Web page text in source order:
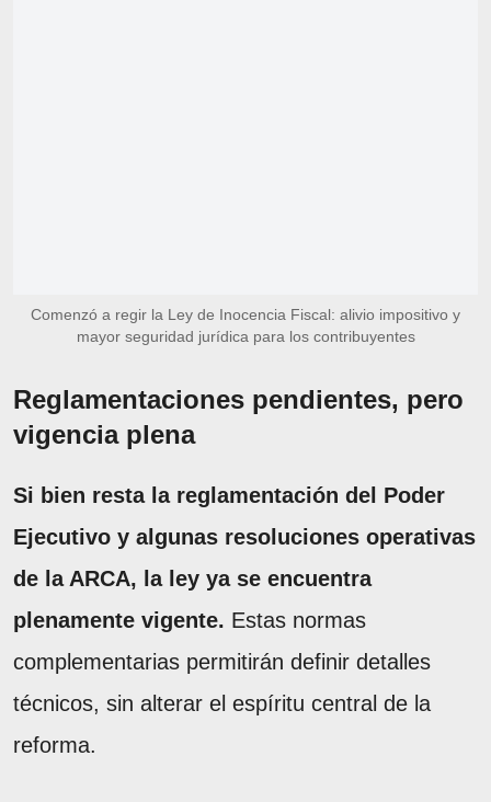
Comenzó a regir la Ley de Inocencia Fiscal: alivio impositivo y
mayor seguridad jurídica para los contribuyentes
Reglamentaciones pendientes, pero
vigencia plena
Si bien resta la reglamentación del Poder
Ejecutivo y algunas resoluciones operativas
de la ARCA, la ley ya se encuentra
plenamente vigente. Estas normas
complementarias permitirán definir detalles
técnicos, sin alterar el espíritu central de la
reforma.